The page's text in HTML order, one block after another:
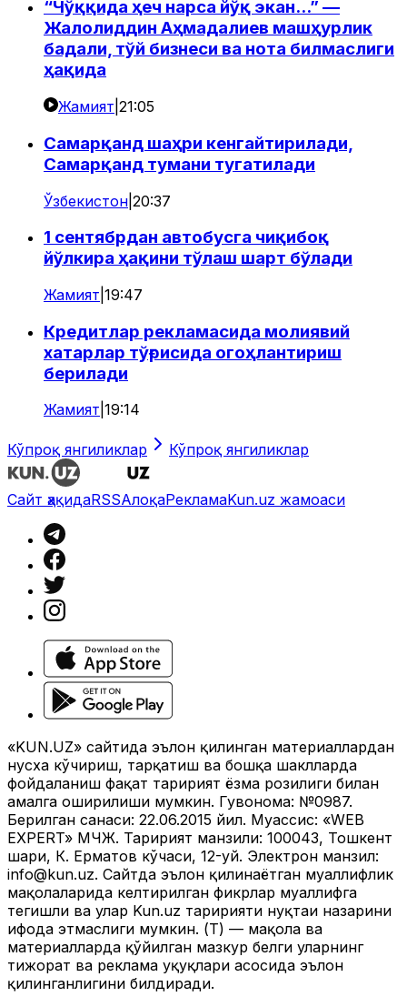
“Чўққида ҳеч нарса йўқ экан...” —
Жалолиддин Аҳмадалиев машҳурлик
бадали, тўй бизнеси ва нота билмаслиги
ҳақида
Жамият 21:05
Самарқанд шаҳри кенгайтирилади,
Самарқанд тумани тугатилади
Ўзбекистон 20:37
1 сентябрдан автобусга чиқибоқ
йўлкира ҳақини тўлаш шарт бўлади
Жамият 19:47
Кредитлар рекламасида молиявий
хатарлар тўғрисида огоҳлантириш
берилади
Жамият 19:14
Кўпроқ янгиликлар Кўпроқ янгиликлар
Сайт ҳақидаRSSАлоқаРекламаKun.uz жамоаси
«KUN.UZ» сайтида эълон қилинган материаллардан
нусха кўчириш, тарқатиш ва бошқа шаклларда
фойдаланиш фақат таҳририят ёзма розилиги билан
амалга оширилиши мумкин. Гувоҳнома: №0987.
Берилган санаси: 22.06.2015 йил. Муассис: «WEB
EXPERT» МЧЖ. Таҳририят манзили: 100043, Тошкент
шаҳри, К. Ерматов кўчаси, 12-уй. Электрон манзил:
info@kun.uz. Сайтда эълон қилинаётган муаллифлик
мақолаларида келтирилган фикрлар муаллифга
тегишли ва улар Kun.uz таҳририяти нуқтаи назарини
ифода этмаслиги мумкин. (Т) — мақола ва
материалларда қўйилган мазкур белги уларнинг
тижорат ва реклама ҳуқуқлари асосида эълон
қилинганлигини билдиради.